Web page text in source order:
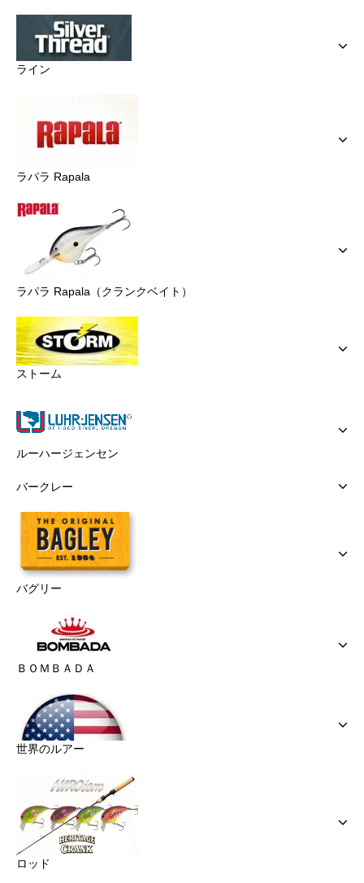
ライン
ラパラ Rapala
ラパラ Rapala（クランクベイト）
ストーム
ルーハージェンセン
バークレー
バグリー
ＢＯＭＢＡＤＡ
世界のルアー
ロッド